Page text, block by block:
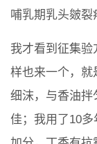
哺乳期乳头皴裂
我才看到征集验
样也来一个，就
细沫，与香油拌
佳；我用了10